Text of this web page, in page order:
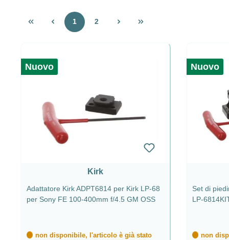
Pagina
1 Pagina
2
Nuovo
Kirk
Adattatore Kirk ADPT6814 per Kirk LP-68
per Sony FE 100-400mm f/4.5 GM OSS
non disponibile, l'articolo è già stato
Nuovo
Set di
LP-
non